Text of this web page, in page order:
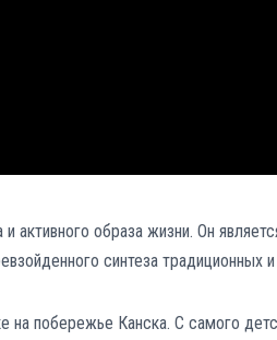
активного образа жизни. Он
синтеза традиционных
побережье Канска. С самого